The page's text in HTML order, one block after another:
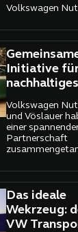
Volkswagen
Initiative
Volkswagen
und Vöslauer
einer
Partnerschaft
Marken für eine
gemeinsame
nachhaltiges
Das ideale
Wekrzeug:
VW